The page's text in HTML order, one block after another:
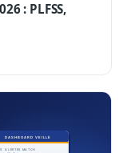
: PLFSS,